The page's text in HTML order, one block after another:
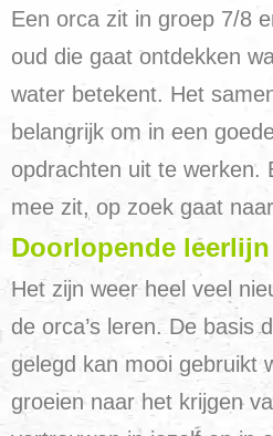
Een orca zit in groep 7/8
oud die gaat ontdekken
water betekent. Het
belangrijk om in een
opdrachten uit te werken.
mee zit, op zoek gaat
Doorlopende leerlijn
Het zijn weer heel veel
de orca’s leren. De basis
gelegd kan mooi gebruikt
groeien naar het krijgen